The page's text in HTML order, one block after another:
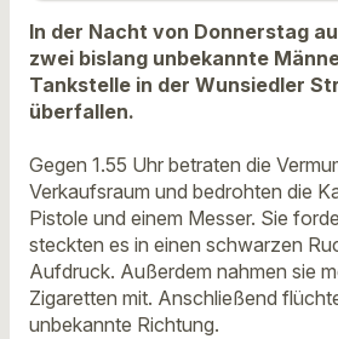
In der Nacht von Donnerstag
zwei bislang unbekannte
Tankstelle in der Wunsiedler
überfallen.
Gegen 1.55 Uhr betraten die
Verkaufsraum und bedrohten die
Pistole und einem Messer. Sie
steckten es in einen schwarzen
Aufdruck. Außerdem nahmen sie
Zigaretten mit. Anschließend
unbekannte Richtung.